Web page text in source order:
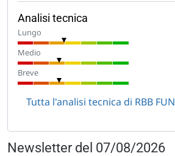
Analisi tecnica
Lungo
Medio
Breve
Tutta l'analisi tecnica di RBB
Newsletter del 07/08/2026